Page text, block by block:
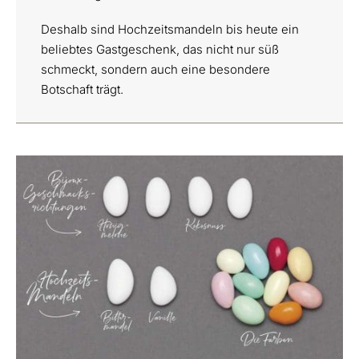
Deshalb sind Hochzeitsmandeln bis heute ein
beliebtes Gastgeschenk, das nicht nur süß
schmeckt, sondern auch eine besondere
Botschaft trägt.